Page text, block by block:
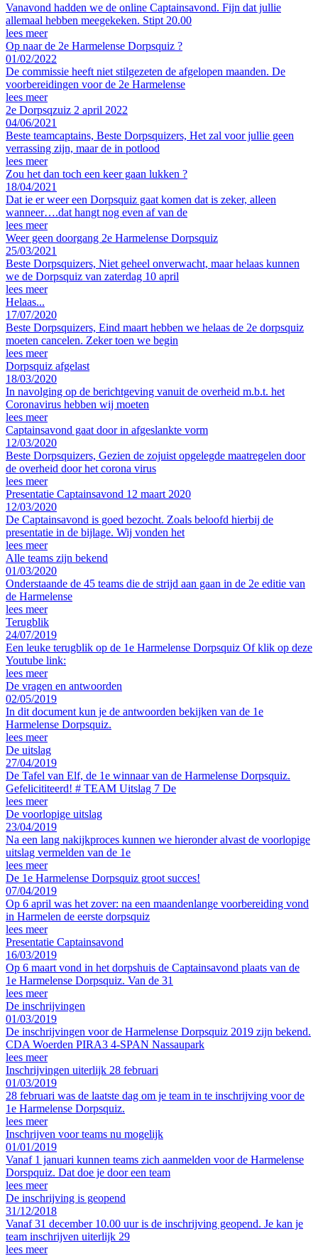
Vanavond hadden we de online Captainsavond. Fijn dat jullie
allemaal hebben meegekeken. Stipt 20.00
lees meer
Op naar de 2e Harmelense Dorpsquiz ?
01/02/2022
De commissie heeft niet stilgezeten de afgelopen maanden. De
voorbereidingen voor de 2e Harmelense
lees meer
2e Dorpsqzuiz 2 april 2022
04/06/2021
Beste teamcaptains, Beste Dorpsquizers, Het zal voor jullie geen
verrassing zijn, maar de in potlood
lees meer
Zou het dan toch een keer gaan lukken ?
18/04/2021
Dat ie er weer een Dorpsquiz gaat komen dat is zeker, alleen
wanneer….dat hangt nog even af van de
lees meer
Weer geen doorgang 2e Harmelense Dorpsquiz
25/03/2021
Beste Dorpsquizers, Niet geheel onverwacht, maar helaas kunnen
we de Dorpsquiz van zaterdag 10 april
lees meer
Helaas...
17/07/2020
Beste Dorpsquizers, Eind maart hebben we helaas de 2e dorpsquiz
moeten cancelen. Zeker toen we begin
lees meer
Dorpsquiz afgelast
18/03/2020
In navolging op de berichtgeving vanuit de overheid m.b.t. het
Coronavirus hebben wij moeten
lees meer
Captainsavond gaat door in afgeslankte vorm
12/03/2020
Beste Dorpsquizers, Gezien de zojuist opgelegde maatregelen door
de overheid door het corona virus
lees meer
Presentatie Captainsavond 12 maart 2020
12/03/2020
De Captainsavond is goed bezocht. Zoals beloofd hierbij de
presentatie in de bijlage. Wij vonden het
lees meer
Alle teams zijn bekend
01/03/2020
Onderstaande de 45 teams die de strijd aan gaan in de 2e editie van
de Harmelense
lees meer
Terugblik
24/07/2019
Een leuke terugblik op de 1e Harmelense Dorpsquiz Of klik op deze
Youtube link:
lees meer
De vragen en antwoorden
02/05/2019
In dit document kun je de antwoorden bekijken van de 1e
Harmelense Dorpsquiz.
lees meer
De uitslag
27/04/2019
De Tafel van Elf, de 1e winnaar van de Harmelense Dorpsquiz.
Gefelicititeerd! # TEAM Uitslag 7 De
lees meer
De voorlopige uitslag
23/04/2019
Na een lang nakijkproces kunnen we hieronder alvast de voorlopige
uitslag vermelden van de 1e
lees meer
De 1e Harmelense Dorpsquiz groot succes!
07/04/2019
Op 6 april was het zover: na een maandenlange voorbereiding vond
in Harmelen de eerste dorpsquiz
lees meer
Presentatie Captainsavond
16/03/2019
Op 6 maart vond in het dorpshuis de Captainsavond plaats van de
1e Harmelense Dorpsquiz. Van de 31
lees meer
De inschrijvingen
01/03/2019
De inschrijvingen voor de Harmelense Dorpsquiz 2019 zijn bekend.
CDA Woerden PIRA3 4-SPAN Nassaupark
lees meer
Inschrijvingen uiterlijk 28 februari
01/03/2019
28 februari was de laatste dag om je team in te inschrijving voor de
1e Harmelense Dorpsquiz.
lees meer
Inschrijven voor teams nu mogelijk
01/01/2019
Vanaf 1 januari kunnen teams zich aanmelden voor de Harmelense
Dorspquiz. Dat doe je door een team
lees meer
De inschrijving is geopend
31/12/2018
Vanaf 31 december 10.00 uur is de inschrijving geopend. Je kan je
team inschrijven uiterlijk 29
lees meer